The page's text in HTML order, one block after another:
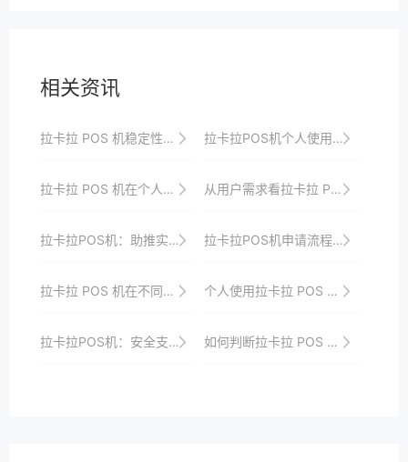
相关资讯
拉卡拉 POS 机稳定性的技术创新与应用实践 拉卡拉POS机个人使用的售后服务与支持
拉卡拉 POS 机在个人消费中的应用 从用户需求看拉卡拉 POS 机的发展
拉卡拉POS机：助推实体经济发展 拉卡拉POS机申请流程详解，一站式服务更省心
拉卡拉 POS 机在不同场景下的应用 个人使用拉卡拉 POS 机的售后服务体验
拉卡拉POS机：安全支付，无忧交易 如何判断拉卡拉 POS 机是否跳码